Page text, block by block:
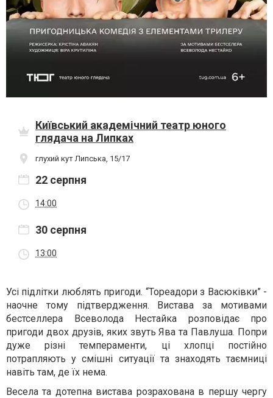
Київський академічний театр юного
глядача на Липках
глухий кут Липська, 15/17
22 серпня
14:00
30 серпня
13:00
Усі підлітки люблять пригоди. “Тореадори з Васюківки” -
наочне тому підтвердження. Вистава за мотивами
бестселлера Всеволода Нестайка розповідає про
пригоди двох друзів, яких звуть Ява та Павлуша. Попри
дуже різні темпераменти, ці хлопці постійно
потрапляють у смішні ситуації та знаходять таємниці
навіть там, де їх нема.
Весела та дотепна вистава розрахована в першу чергу